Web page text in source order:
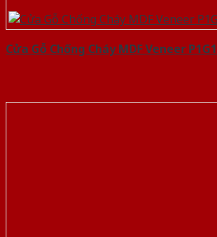
Cửa Gỗ Chống Cháy MDF Veneer